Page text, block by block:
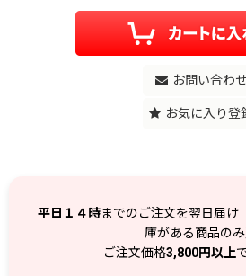
お問い合わせ
お気に入り登
平日１４時までのご注文を翌日届け
庫がある商品のみ
ご注文価格3,800円以上